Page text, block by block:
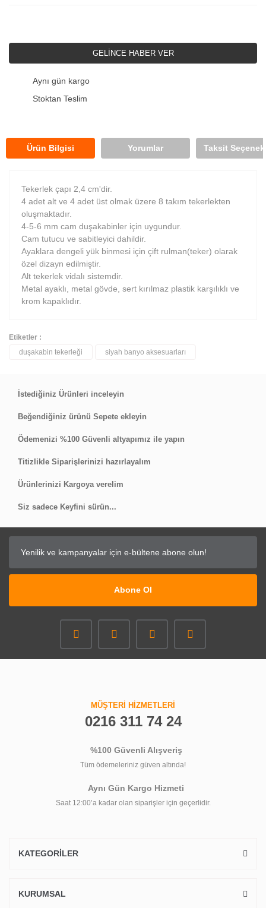
GELİNCE HABER VER
Aynı gün kargo
Stoktan Teslim
Ürün Bilgisi Yorumlar Taksit
Tekerlek çapı 2,4 cm'dir.
4 adet alt ve 4 adet üst olmak üzere 8 takım tekerlekten
oluşmaktadır.
4-5-6 mm cam duşakabinler için uygundur.
Cam tutucu ve sabitleyici dahildir.
Ayaklara dengeli yük binmesi için çift rulman(teker) olarak
özel dizayn edilmiştir.
Alt tekerlek vidalı sistemdir.
Metal ayaklı, metal gövde, sert kırılmaz plastik karşılıklı ve
krom kapaklıdır.
Bu ürüne ilk yorumu siz yapın!
Yorum Yaz
Etiketler :
duşakabin tekerleği
siyah banyo aksesuarları
İstediğiniz Ürünleri inceleyin
Beğendiğiniz ürünü Sepete ekleyin
Ödemenizi %100 Güvenli altyapımız ile yapın
Titizlikle Siparişlerinizi hazırlayalım
Ürünlerinizi Kargoya verelim
Siz sadece Keyfini sürün...
Abone Ol
MÜŞTERİ HİZMETLERİ
0216 311 74 24
%100 Güvenli Alışveriş
Tüm ödemeleriniz güven altında!
Aynı Gün Kargo Hizmeti
Saat 12:00’a kadar olan siparişler için geçerlidir.
KATEGORİLER
KURUMSAL